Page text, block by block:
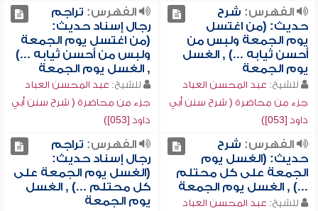
الفهرس: شرح
حديث: (من اغتسل
يوم الجمعة ولبس من
أحسن ثيابه ...) , الغسل
يوم الجمعة
للشيخ: عبد المحسن العباد
جزء من محاضرة ( شرح سنن أبي
داود [053])
الفهرس: تراجم
رجال إسناد حديث:
(من اغتسل يوم الجمعة
ولبس من أحسن ثيابه ...)
, الغسل يوم الجمعة
للشيخ: عبد المحسن العباد
جزء من محاضرة ( شرح سنن أبي
داود [053])
الفهرس: شرح
حديث: (الغسل يوم
الجمعة على كل محتلم
...) , الغسل يوم الجمعة
للشيخ: عبد المحسن العباد
الفهرس: تراجم
رجال إسناد حديث:
(الغسل يوم الجمعة على
كل محتلم ...) , الغسل
يوم الجمعة